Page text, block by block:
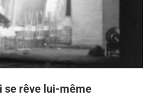
se rêve lui-même